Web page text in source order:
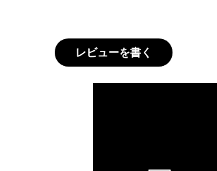
レビューを書く